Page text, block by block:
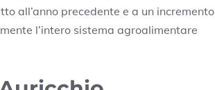
all’anno precedente e a un incremento
l’intero sistema agroalimentare